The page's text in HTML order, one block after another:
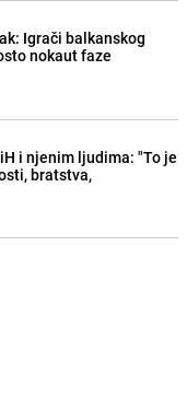
Igrači balkanskog
nokaut faze
i njenim ljudima: "To je
bratstva,